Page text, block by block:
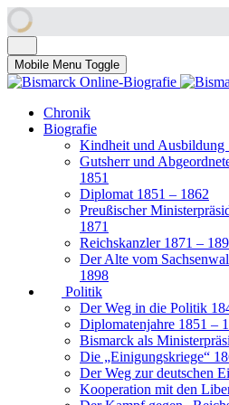
Mobile Menu Toggle
Chronik
Biografie
Kindheit und Ausbildung
Gutsherr und
1851
Diplomat 1851 – 1862
Preußischer
1871
Reichskanzler 1871 –
Der Alte vom
1898
Politik
Der Weg in die Politik
Diplomatenjahre 1851 –
Bismarck als
Die „Einigungskriege“
Der Weg zur deutschen
Kooperation mit den